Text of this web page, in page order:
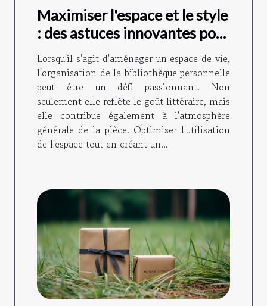
Maximiser l'espace et le style
: des astuces innovantes pour
organiser sa bibliothèque
personnelle
Lorsqu'il s'agit d'aménager un espace de vie,
l'organisation de la bibliothèque personnelle
peut être un défi passionnant. Non
seulement elle reflète le goût littéraire, mais
elle contribue également à l'atmosphère
générale de la pièce. Optimiser l'utilisation
de l'espace tout en créant un...